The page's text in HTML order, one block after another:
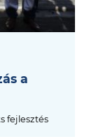
a
fejlesztés